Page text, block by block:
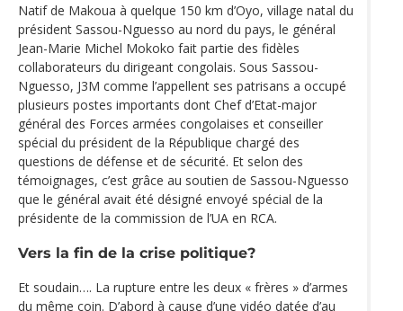
Natif de Makoua à quelque 150 km d’Oyo, village natal du
président Sassou-Nguesso au nord du pays, le général
Jean-Marie Michel Mokoko fait partie des fidèles
collaborateurs du dirigeant congolais. Sous Sassou-
Nguesso, J3M comme l’appellent ses patrisans a occupé
plusieurs postes importants dont Chef d’Etat-major
général des Forces armées congolaises et conseiller
spécial du président de la République chargé des
questions de défense et de sécurité. Et selon des
témoignages, c’est grâce au soutien de Sassou-Nguesso
que le général avait été désigné envoyé spécial de la
présidente de la commission de l’UA en RCA.
Vers la fin de la crise politique?
Et soudain…. La rupture entre les deux « frères » d’armes
du même coin. D’abord à cause d’une vidéo datée d’au